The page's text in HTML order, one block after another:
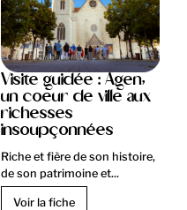
Visite guidée : Agen,
un coeur de ville aux
richesses
insoupçonnées
Riche et fière de son histoire,
de son patrimoine et...
Voir la fiche